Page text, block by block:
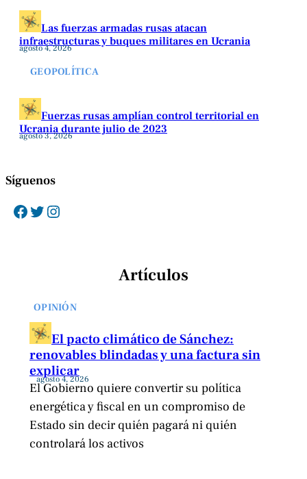
Las fuerzas armadas rusas atacan
infraestructuras y buques militares en Ucrania
agosto 4, 2026
GEOPOLÍTICA
Fuerzas rusas amplían control territorial en
Ucrania durante julio de 2023
agosto 3, 2026
Síguenos
Facebook Twitter Instagram
Artículos
OPINIÓN
El pacto climático de Sánchez:
renovables blindadas y una factura sin
explicar
agosto 4, 2026
El Gobierno quiere convertir su política
energética y fiscal en un compromiso de
Estado sin decir quién pagará ni quién
controlará los activos